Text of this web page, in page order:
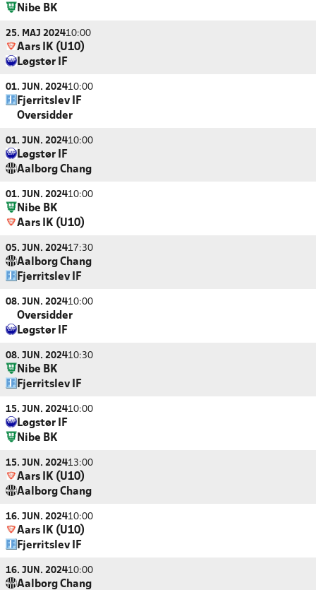
Nibe BK
25. MAJ 202410:00
Aars IK (U10)
Løgstør IF
01. JUN. 202410:00
Fjerritslev IF
Oversidder
01. JUN. 202410:00
Løgstør IF
Aalborg Chang
01. JUN. 202410:00
Nibe BK
Aars IK (U10)
05. JUN. 202417:30
Aalborg Chang
Fjerritslev IF
08. JUN. 202410:00
Oversidder
Løgstør IF
08. JUN. 202410:30
Nibe BK
Fjerritslev IF
15. JUN. 202410:00
Løgstør IF
Nibe BK
15. JUN. 202413:00
Aars IK (U10)
Aalborg Chang
16. JUN. 202410:00
Aars IK (U10)
Fjerritslev IF
16. JUN. 202410:00
Aalborg Chang